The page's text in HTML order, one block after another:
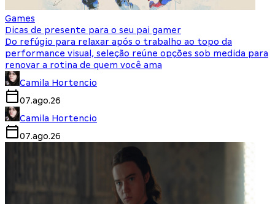
Games
Dicas de presente para o seu pai gamer
Do refúgio para relaxar após o trabalho ao topo da
performance visual, seleção reúne opções sob medida para
renovar a rotina de quem você ama
Camila Hortencio
07.ago.26
Camila Hortencio
07.ago.26